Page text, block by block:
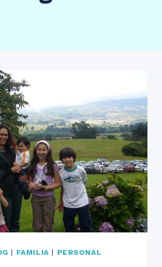
| FAMILIA | PERSONAL